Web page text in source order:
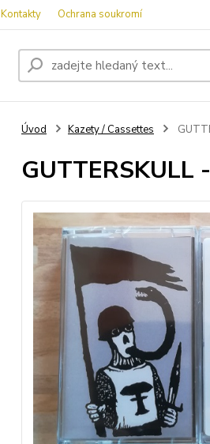
Kontakty Ochrana soukromí
Úvod Kazety / Cassettes